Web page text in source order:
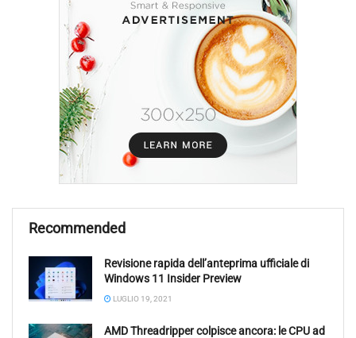
Recommended
Revisione rapida dell’anteprima ufficiale di
Windows 11 Insider Preview
LUGLIO 19, 2021
AMD Threadripper colpisce ancora: le CPU ad